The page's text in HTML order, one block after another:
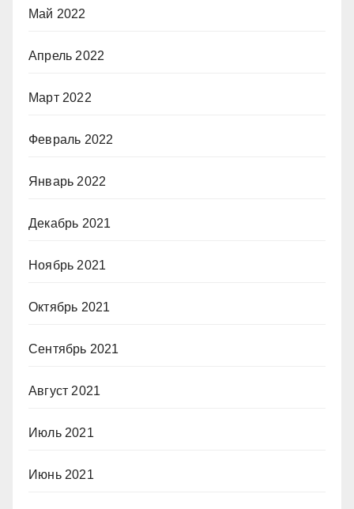
Май 2022
Апрель 2022
Март 2022
Февраль 2022
Январь 2022
Декабрь 2021
Ноябрь 2021
Октябрь 2021
Сентябрь 2021
Август 2021
Июль 2021
Июнь 2021